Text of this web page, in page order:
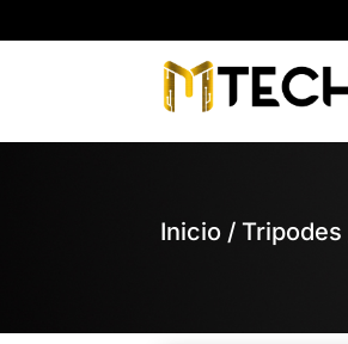
Inicio /Tripodes